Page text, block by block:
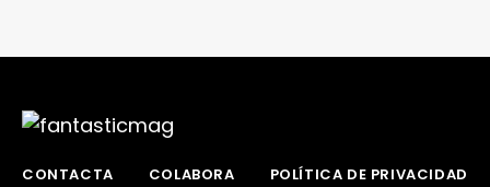
CONTACTA COLABORA POLÍTICA DE PRIVACIDAD